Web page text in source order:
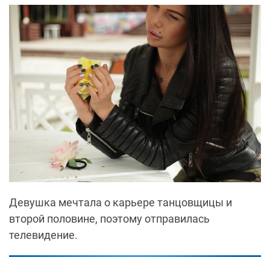
Девушка мечтала о карьере танцовщицы и
второй половине, поэтому отправилась
телевидение.